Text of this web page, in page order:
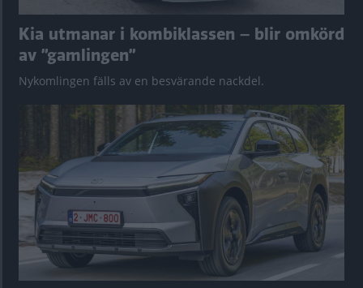
Kia utmanar i kombiklassen – blir omkörd
av ”gamlingen”
Nykomlingen fälls av en besvärande nackdel.